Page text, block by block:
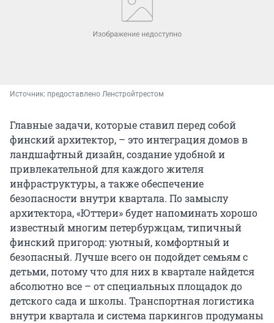
Источник: предоставлено Ленстройтрестом
Главные задачи, которые ставил перед собой
финский архитектор, – это интеграция домов в
ландшафтный дизайн, создание удобной и
привлекательной для каждого жителя
инфраструктуры, а также обеспечение
безопасности внутри квартала. По замыслу
архитектора, «Юттери» будет напоминать хорошо
известный многим петербуржцам, типичный
финский пригород: уютный, комфортный и
безопасный. Лучше всего он подойдет семьям с
детьми, потому что для них в квартале найдется
абсолютно все – от специальных площадок до
детского сада и школы. Транспортная логистика
внутри квартала и система паркингов продуманы